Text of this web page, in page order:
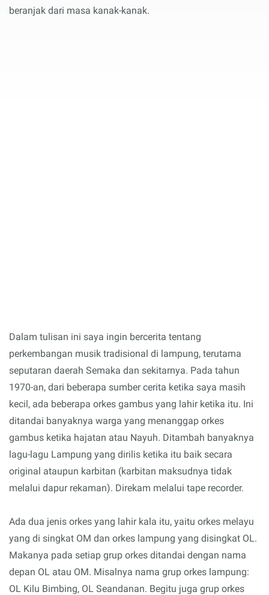
beranjak dari masa kanak-kanak.
Dalam tulisan ini saya ingin bercerita tentang
perkembangan musik tradisional di lampung, terutama
seputaran daerah Semaka dan sekitarnya. Pada tahun
1970-an, dari beberapa sumber cerita ketika saya masih
kecil, ada beberapa orkes gambus yang lahir ketika itu. Ini
ditandai banyaknya warga yang menanggap orkes
gambus ketika hajatan atau Nayuh. Ditambah banyaknya
lagu-lagu Lampung yang dirilis ketika itu baik secara
original ataupun karbitan (karbitan maksudnya tidak
melalui dapur rekaman). Direkam melalui tape recorder.
Ada dua jenis orkes yang lahir kala itu, yaitu orkes melayu
yang di singkat OM dan orkes lampung yang disingkat OL.
Makanya pada setiap grup orkes ditandai dengan nama
depan OL atau OM. Misalnya nama grup orkes lampung:
OL Kilu Bimbing, OL Seandanan. Begitu juga grup orkes